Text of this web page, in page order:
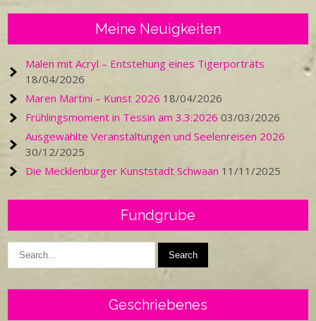
Meine Neuigkeiten
Malen mit Acryl – Entstehung eines Tigerporträts
18/04/2026
Maren Martini – Kunst 2026 18/04/2026
Frühlingsmoment in Tessin am 3.3.2026 03/03/2026
Ausgewählte Veranstaltungen und Seelenreisen 2026
30/12/2025
Die Mecklenburger Kunststadt Schwaan 11/11/2025
Fundgrube
Geschriebenes